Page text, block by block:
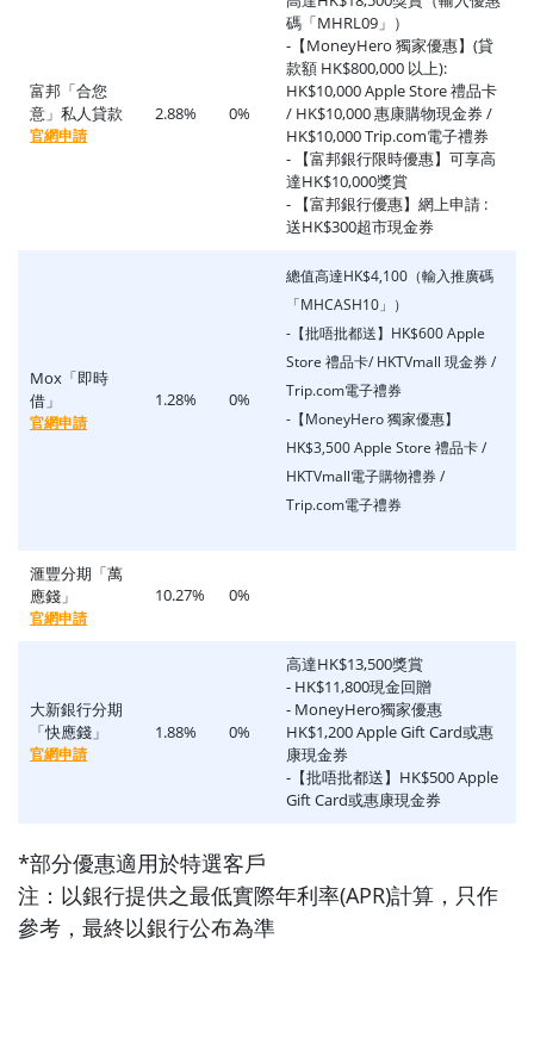
富邦「合您
意」私人貸款
官網申請
2.88% 0%
碼「MHRL09」）
-【MoneyHero 獨家優惠】(貸
款額 HK$800,000 以上):
HK$10,000 Apple Store 禮品卡
/ HK$10,000 惠康購物現金券 /
HK$10,000 Trip.com電子禮券
- 【富邦銀行限時優惠】可享高
達HK$10,000獎賞
- 【富邦銀行優惠】網上申請 :
送HK$300超市現金券
Mox「即時
借」
官網申請
1.28% 0%
總值高達HK$4,100（輸入推廣碼
「MHCASH10」）
-【批唔批都送】HK$600 Apple
Store 禮品卡/ HKTVmall 現金券 /
Trip.com電子禮券
-【MoneyHero 獨家優惠】
HK$3,500 Apple Store 禮品卡 /
HKTVmall電子購物禮券 /
Trip.com電子禮券
滙豐分期「萬
應錢」
官網申請
10.27% 0%
大新銀行分期
「快應錢」
官網申請
1.88% 0%
高達HK$13,500獎賞
- HK$11,800現金回贈
- MoneyHero獨家優惠
HK$1,200 Apple Gift Card或惠
康現金券
-【批唔批都送】HK$500 Apple
Gift Card或惠康現金券
*部分優惠適用於特選客戶
注：以銀行提供之最低實際年利率(APR)計算，只作
參考，最終以銀行公布為準